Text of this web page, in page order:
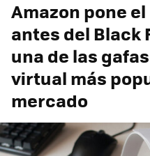
Amazon pone
antes del Black
una de las
virtual más
mercado